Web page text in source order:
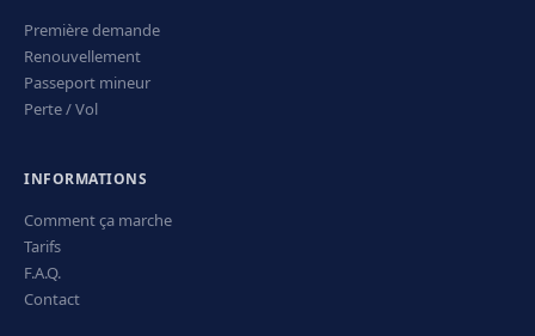
Première demande
Renouvellement
Passeport mineur
Perte / Vol
INFORMATIONS
Comment ça marche
Tarifs
F.A.Q.
Contact